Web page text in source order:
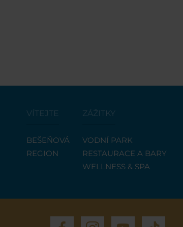
VÍTEJTE
BEŠEŇOVÁ
REGION
ZÁŽITKY
VODNÍ PARK
RESTAURACE A BARY
WELLNESS & SPA